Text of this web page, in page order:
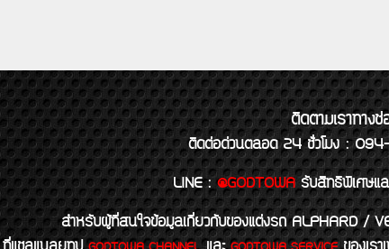
ติดตามเราทางช่
ติดต่อด่วนตลอด 24 ชั่วโมง :
LINE : @GODTOWA รับสิทธิพิเศษแล
สำหรับผู้ที่สนใจข้อมูลเกี่ยวกับของแต่งรถ ALPHARD /